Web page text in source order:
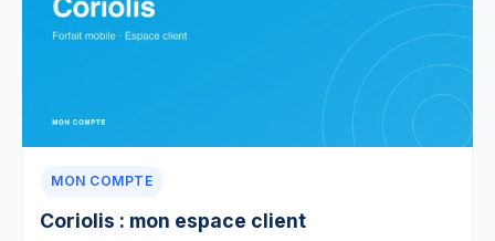
MON COMPTE
Coriolis : mon espace client